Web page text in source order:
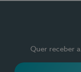
Quer receber